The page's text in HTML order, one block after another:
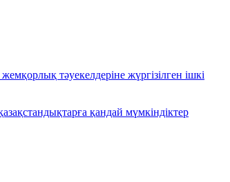
тәуекелдеріне жүргізілген ішкі
қандай мүмкіндіктер